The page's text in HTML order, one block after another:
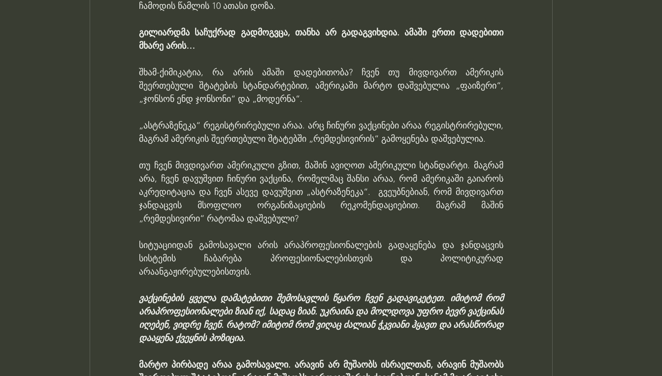
ჩამოდის წამლის 10 ათასი დოზა.
გილიარდმა საჩუქრად გადმოგვცა, თანხა არ გადაგვიხდია. ამაში ერთი დადებითი
მხარე არის…
შხამ-ქიმიკატია, რა არის ამაში დადებითობა? ჩვენ თუ მივდივართ ამერიკის
შეერთებული შტატების სტანდარტებით, ამერიკაში მარტო დაშვებულია „ფაიზერი“,
„ჯონსონ ენდ ჯონსონი“ და „მოდერნა“.
„ასტრაზენეკა“ რეგისტრირებული არაა. არც ჩინური ვაქცინები არაა რეგისტრირებული,
მაგრამ ამერიკის შეერთებული შტატებში „რემდესივირის“ გამოყენება დაშვებულია.
თუ ჩვენ მივდივართ ამერიკული გზით, მაშინ ავიღოთ ამერიკული სტანდარტი. მაგრამ
არა, ჩვენ დავუშვით ჩინური ვაქცინა, რომელმაც შანსი არაა, რომ ამერიკაში გაიაროს
აკრედიტაცია და ჩვენ ასევე დავუშვით „ასტრაზენეკა“.  გვეუბნებიან, რომ მივდივართ
ჯანდაცვის მსოფლიო ორგანიზაციების რეკომენდაციებით. მაგრამ მაშინ
„რემდესივირი“ რატომაა დაშვებული?
სიტუაციიდან გამოსავალი არის არაპროფესიონალების გადაყენება და ჯანდაცვის
სისტემის ჩაბარება პროფესიონალებისთვის და პოლიტიკურად
არაანგაჟირებულებისთვის.
ვაქცინების ყველა დამატებითი შემოსავლის წყარო ჩვენ გადავიკეტეთ. იმიტომ რომ
არაპროფესიონალები ზიან იქ, სადაც ზიან. უკრაინა და მოლდოვა უფრო ბევრ ვაქცინას
იღებენ, ვიდრე ჩვენ. რატომ? იმიტომ რომ ვიღაც ძალიან ჭკვიანი ჰყავთ და არასწორად
დააყენა ქვეყნის პოზიცია.
მარტო პირბადე არაა გამოსავალი. არავინ არ მუშაობს ისრაელთან, არავინ მუშაობს